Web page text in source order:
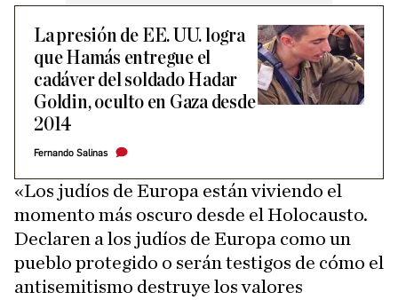
La presión de EE. UU. logra
que Hamás entregue el
cadáver del soldado Hadar
Goldin, oculto en Gaza desde
2014
Fernando Salinas
«Los judíos de Europa están viviendo el
momento más oscuro desde el Holocausto.
Declaren a los judíos de Europa como un
pueblo protegido o serán testigos de cómo el
antisemitismo destruye los valores